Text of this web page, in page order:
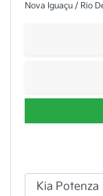
Nova Iguaçu / Rio